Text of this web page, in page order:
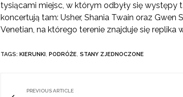
tysiącami miejsc, w którym odbyły się występy
koncertują tam: Usher, Shania Twain oraz
Venetian, na którego terenie znajduje się
TAGS: KIERUNKI , PODRÓŻE, STANY ZJEDNOCZONE
PREVIOUS ARTICLE